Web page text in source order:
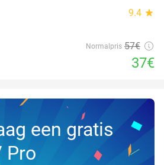
9.4 star
Normalpris 57€
37€
een gratis
Pro